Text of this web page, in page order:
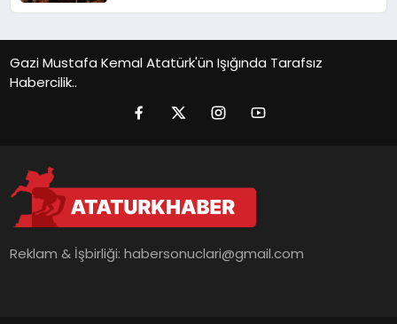
Gazi Mustafa Kemal Atatürk'ün Işığında Tarafsız
Habercilik..
Reklam & İşbirliği:habersonuclari@gmail.com